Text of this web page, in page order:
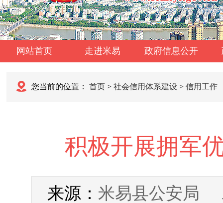
网站首页 走进米易 政府信息公开
您当前的位置： 首页 > 社会信用体系建设 > 信用工作
积极开展拥军
来源： 米易县公安局